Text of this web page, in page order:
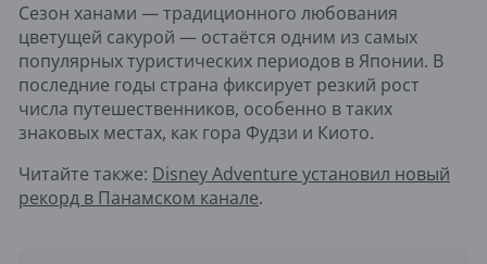
Сезон ханами — традиционного любования
цветущей сакурой — остаётся одним из самых
популярных туристических периодов в Японии. В
последние годы страна фиксирует резкий рост
числа путешественников, особенно в таких
знаковых местах, как гора Фудзи и Киото.
Читайте также: Disney Adventure установил новый
рекорд в Панамском канале.